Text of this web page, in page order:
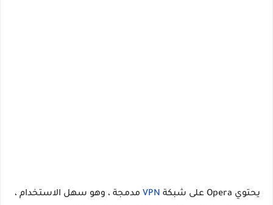
يحتوي Opera على شبكة VPN مدمجة ، وهو سهل الاستخدام ،